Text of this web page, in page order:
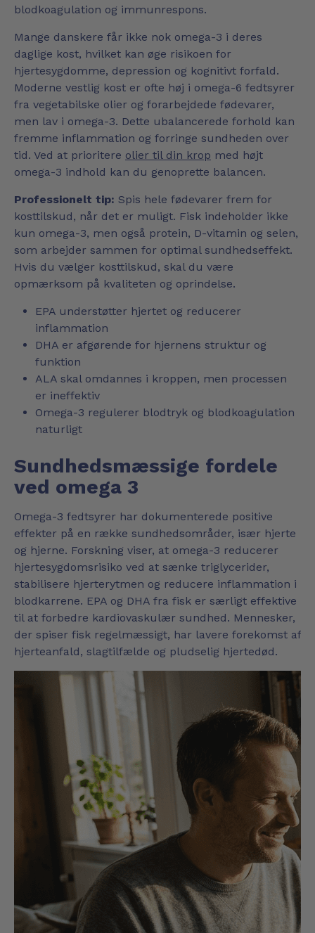
blodkoagulation og immunrespons.
Mange danskere får ikke nok omega-3 i deres
daglige kost, hvilket kan øge risikoen for
hjertesygdomme, depression og kognitivt forfald.
Moderne vestlig kost er ofte høj i omega-6 fedtsyrer
fra vegetabilske olier og forarbejdede fødevarer,
men lav i omega-3. Dette ubalancerede forhold kan
fremme inflammation og forringe sundheden over
tid. Ved at prioritere olier til din krop med højt
omega-3 indhold kan du genoprette balancen.
Professionelt tip: Spis hele fødevarer frem for
kosttilskud, når det er muligt. Fisk indeholder ikke
kun omega-3, men også protein, D-vitamin og selen,
som arbejder sammen for optimal sundhedseffekt.
Hvis du vælger kosttilskud, skal du være
opmærksom på kvaliteten og oprindelse.
EPA understøtter hjertet og reducerer
inflammation
DHA er afgørende for hjernens struktur og
funktion
ALA skal omdannes i kroppen, men processen
er ineffektiv
Omega-3 regulerer blodtryk og blodkoagulation
naturligt
Sundhedsmæssige fordele
ved omega 3
Omega-3 fedtsyrer har dokumenterede positive
effekter på en række sundhedsområder, især hjerte
og hjerne. Forskning viser, at omega-3 reducerer
hjertesygdomsrisiko ved at sænke triglycerider,
stabilisere hjerterytmen og reducere inflammation i
blodkarrene. EPA og DHA fra fisk er særligt effektive
til at forbedre kardiovaskulær sundhed. Mennesker,
der spiser fisk regelmæssigt, har lavere forekomst af
hjerteanfald, slagtilfælde og pludselig hjertedød.